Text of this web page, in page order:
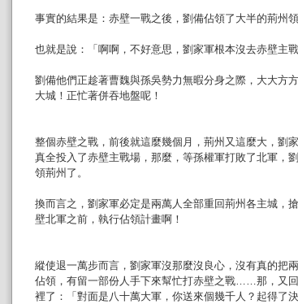
事實的結果是：赤壁一戰之後，劉備佔領了大半的荊州領
也就是說：「啊啊，不好意思，劉家軍根本沒去赤壁主戰
劉備他們正趁著曹魏與孫吳勢力無暇分身之際，大大方
大城！正忙著併吞地盤呢！
整個赤壁之戰，前後就這麼幾個月，荊州又這麼大，劉
真全投入了赤壁主戰場，那麼，等孫權軍打敗了北軍，
領荊州了。
換而言之，劉家軍必定是兩萬人全部重回荊州各主城，
壁北軍之前，執行佔領計畫啊！
縱使退一萬步而言，劉家軍沒那麼沒良心，沒有真的把
佔領，有留一部份人手下來幫忙打赤壁之戰……那，又
裡了：「對面是八十萬大軍，你送來個幾千人？起得了